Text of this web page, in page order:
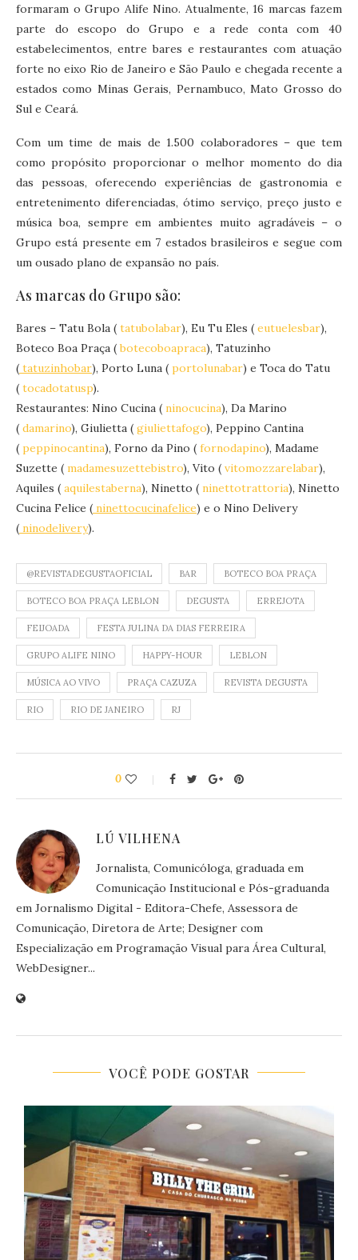
formaram o Grupo Alife Nino. Atualmente, 16 marcas fazem
parte do escopo do Grupo e a rede conta com 40
estabelecimentos, entre bares e restaurantes com atuação
forte no eixo Rio de Janeiro e São Paulo e chegada recente a
estados como Minas Gerais, Pernambuco, Mato Grosso do
Sul e Ceará.
Com um time de mais de 1.500 colaboradores – que tem
como propósito proporcionar o melhor momento do dia
das pessoas, oferecendo experiências de gastronomia e
entretenimento diferenciadas, ótimo serviço, preço justo e
música boa, sempre em ambientes muito agradáveis – o
Grupo está presente em 7 estados brasileiros e segue com
um ousado plano de expansão no país.
As marcas do Grupo são:
Bares – Tatu Bola ( tatubolabar), Eu Tu Eles ( eutuelesbar),
Boteco Boa Praça (botecoboapraca), Tatuzinho
( tatuzinhobar), Porto Luna ( portolunabar) e Toca do Tatu
( tocadotatusp).
Restaurantes: Nino Cucina ( ninocucina), Da Marino
( damarino), Giulietta ( giuliettafogo), Peppino Cantina
( peppinocantina), Forno da Pino ( fornodapino), Madame
Suzette ( madamesuzettebistro), Vito ( vitomozzarelabar),
Aquiles ( aquilestaberna), Ninetto ( ninettotrattoria), Ninetto
Cucina Felice ( ninettocucinafelice) e o Nino Delivery
( ninodelivery).
@REVISTADEGUSTAOFICIAL BAR BOTECO BOA PRAÇA
BOTECO BOA PRAÇA LEBLON DEGUSTA ERREJOTA
FEIJOADA FESTA JULINA DA DIAS FERREIRA
GRUPO ALIFE NINO HAPPY-HOUR LEBLON
MÚSICA AO VIVO PRAÇA CAZUZA REVISTA DEGUSTA
RIO RIO DE JANEIRO RJ
0
LÚ VILHENA
Jornalista, Comunicóloga, graduada em
Comunicação Institucional e Pós-graduanda
em Jornalismo Digital - Editora-Chefe, Assessora de
Comunicação, Diretora de Arte; Designer com
Especialização em Programação Visual para Área Cultural,
WebDesigner...
VOCÊ PODE GOSTAR